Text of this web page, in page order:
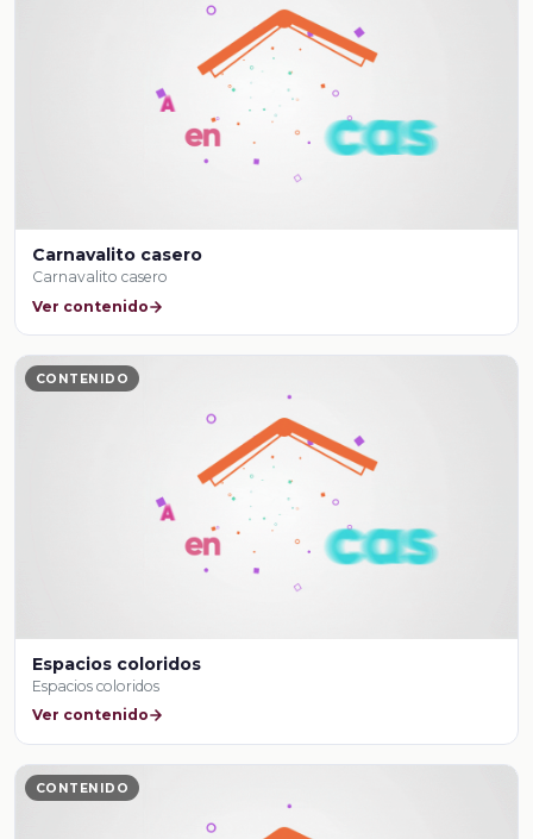
Carnavalito casero
Carnavalito casero
Ver contenido
CONTENIDO
Espacios coloridos
Espacios coloridos
Ver contenido
CONTENIDO